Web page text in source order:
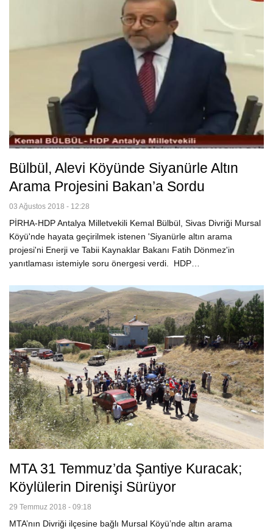
Bülbül, Alevi Köyünde Siyanürle Altın
Arama Projesini Bakan’a Sordu
03 Ağustos 2018 - 12:28
PİRHA-HDP Antalya Milletvekili Kemal Bülbül, Sivas Divriği Mursal
Köyü'nde hayata geçirilmek istenen 'Siyanürle altın arama
projesi'ni Enerji ve Tabii Kaynaklar Bakanı Fatih Dönmez'in
yanıtlaması istemiyle soru önergesi verdi. HDP…
MTA 31 Temmuz’da Şantiye Kuracak;
Köylülerin Direnişi Sürüyor
29 Temmuz 2018 - 09:18
MTA’nın Divriği ilçesine bağlı Mursal Köyü’nde altın arama